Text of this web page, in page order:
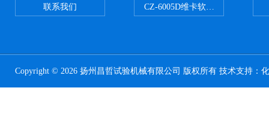
联系我们 CZ-6005D维卡软化点温度测定仪
Copyright © 2026 扬州昌哲试验机械有限公司 版权所有 技术支持：